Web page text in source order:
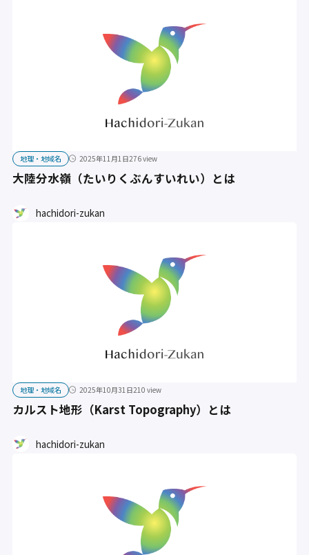
地理・地域名 2025年11月1日276 view
大陸分水嶺（たいりくぶんすいれい）とは
hachidori-zukan
地理・地域名 2025年10月31日210 view
カルスト地形（Karst Topography）とは
hachidori-zukan